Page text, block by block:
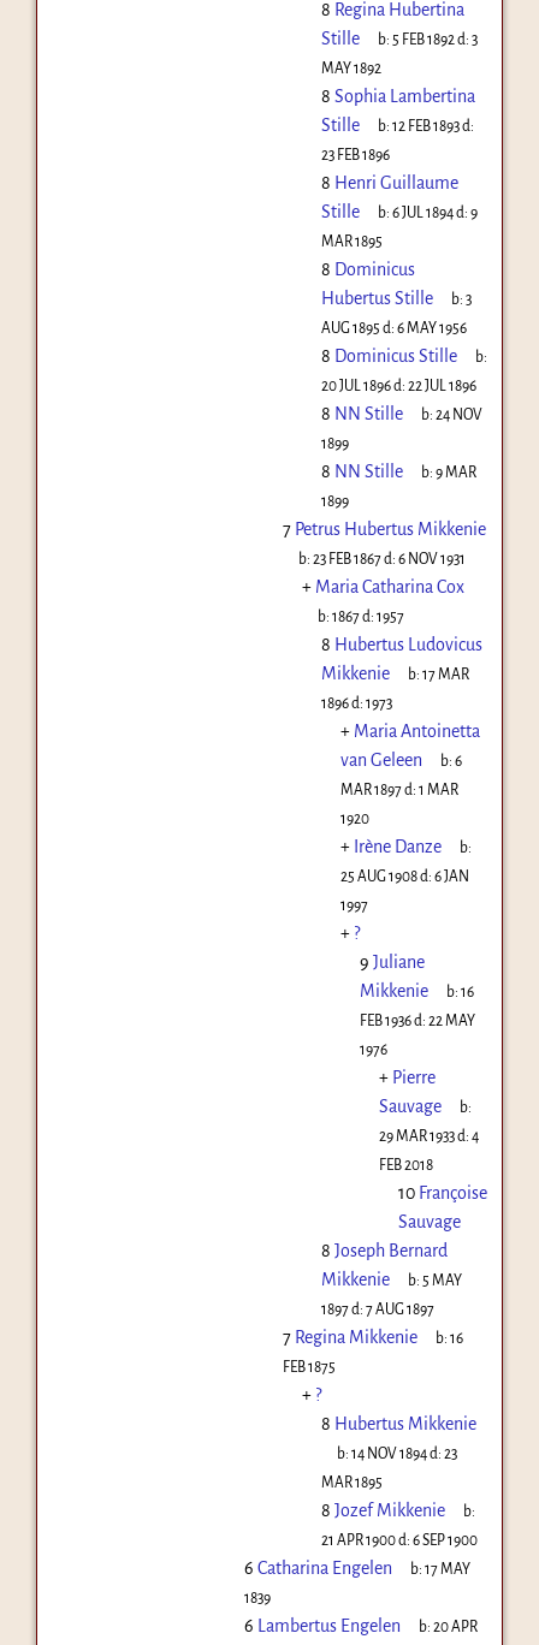
8 Regina Hubertina
Stille
b: 5 FEB 1892 d:3
MAY 1892
8 Sophia Lambertina
Stille
b:12 FEB 1893d:
23 FEB 1896
8 Henri Guillaume
Stille
b:6 JUL 1894d:9
MAR 1895
8 Dominicus
Hubertus Stille
b:3
AUG 1895 d: 6 MAY 1956
8 Dominicus Stille
b:
20 JUL 1896d: 22 JUL 1896
8 NN Stille b:24 NOV
1899
8 NN Stille b:9 MAR
1899
7 Petrus Hubertus Mikkenie
b:23 FEB 1867d:6 NOV 1931
+ Maria Catharina Cox
b:1867d:1957
8 Hubertus Ludovicus
Mikkenie
b:17 MAR
1896d: 1973
+ Maria Antoinetta
van Geleen
b:6
MAR 1897d: 1 MAR
1920
+ Irène Danze
b:
25 AUG 1908d: 6 JAN
1997
+ ?
9 Juliane
Mikkenie
b:16
FEB 1936d: 22 MAY
1976
+ Pierre
Sauvage
b:
29 MAR 1933d: 4
FEB 2018
10 Françoise
Sauvage
8 Joseph Bernard
Mikkenie
b: 5 MAY
1897d: 7 AUG 1897
7 Regina Mikkenie b:16
FEB 1875
+ ?
8 Hubertus Mikkenie
b:14 NOV 1894d:23
MAR 1895
8 Jozef Mikkenie
b:
21 APR 1900d: 6 SEP 1900
6 Catharina Engelen b:17 MAY
1839
6 Lambertus Engelen b:20 APR